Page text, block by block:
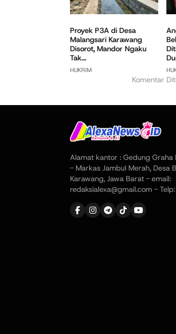
Proyek P3A di Desa
Malangsari Karawang
Disorot, Mandor Ngaku
Tak...
HUKRIM
Komentar
Alamat kantor : Gedung Graha
- Markas Jambul Merah, Desa
Karawang, Jawa Barat - email:
redaksialexa@gmail.com -